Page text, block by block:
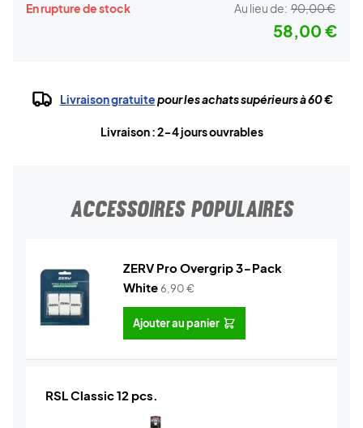
En rupture de stock Au lieu de: 90,00 €
58,00 €
Livraison gratuitepour les achats supérieurs à 60 €
Livraison : 2-4 jours ouvrables
ACCESSOIRES POPULAIRES
ZERV Pro Overgrip 3-Pack
White6,90€
Ajouter au panier
RSL Classic 12 pcs.